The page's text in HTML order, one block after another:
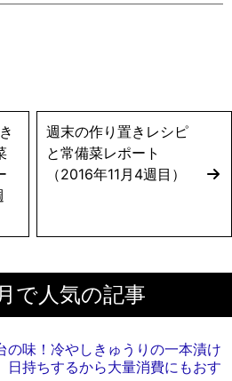
週末の作り置きレシピ
と常備菜レポート
（2016年11月4週目）
で人気の記事
の味！冷やしきゅうりの一本漬け
日持ちするから大量消費にもおす